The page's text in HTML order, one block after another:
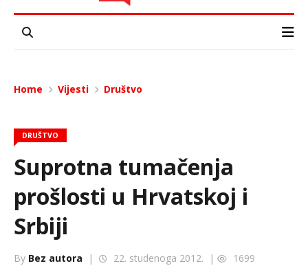
Home Vijesti Društvo
DRUŠTVO
Suprotna tumačenja
prošlosti u Hrvatskoj i
Srbiji
By Bez autora | 22. studenoga 2012. | 1699